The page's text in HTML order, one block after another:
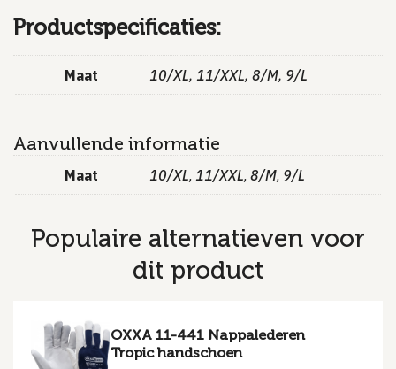
Productspecificaties:
Maat 10/XL, 11/XXL, 8/M, 9/L
Aanvullende informatie
Maat 10/XL, 11/XXL, 8/M, 9/L
Populaire alternatieven voor
dit product
OXXA 11-441 Nappalederen
Tropic handschoen